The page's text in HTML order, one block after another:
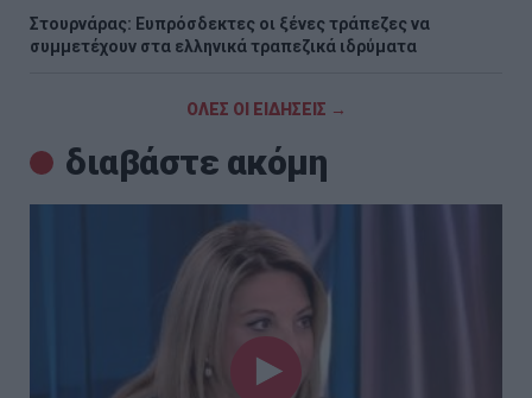
Στουρνάρας: Ευπρόσδεκτες οι ξένες τράπεζες να
συμμετέχουν στα ελληνικά τραπεζικά ιδρύματα
ΟΛΕΣ ΟΙ ΕΙΔΗΣΕΙΣ →
διαβάστε ακόμη